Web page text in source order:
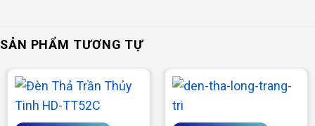
SẢN PHẨM TƯƠNG TỰ